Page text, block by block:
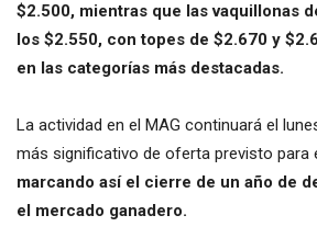
$2.500, mientras que las vaquillonas
los $2.550, con topes de $2.670 y
en las categorías más destacadas.
La actividad en el MAG continuará el
más significativo de oferta previsto para
marcando así el cierre de un año de
el mercado ganadero.